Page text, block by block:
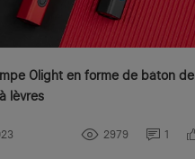
Olight en forme de bâton de
lèvres
2979 1